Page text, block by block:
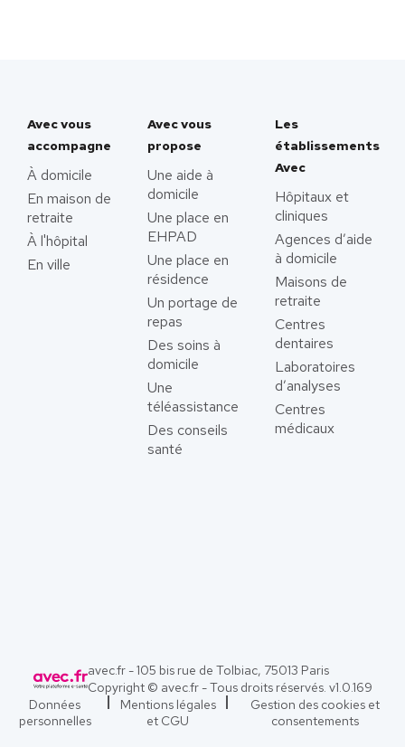
Avec vous
accompagne
À domicile
En maison de
retraite
À l'hôpital
En ville
Avec vous
propose
Une aide à
domicile
Une place en
EHPAD
Une place en
résidence
Un portage de
repas
Des soins à
domicile
Une
téléassistance
Des conseils
santé
Les
établissements
Avec
Hôpitaux et
cliniques
Agences d’aide
à domicile
Maisons de
retraite
Centres
dentaires
Laboratoires
d’analyses
Centres
médicaux
avec.fr - 105 bis rue de Tolbiac, 75013 Paris
Copyright © avec.fr - Tous droits réservés. v1.0.169
Données
personnelles
Mentions légales
et CGU
Gestion des cookies et
consentements